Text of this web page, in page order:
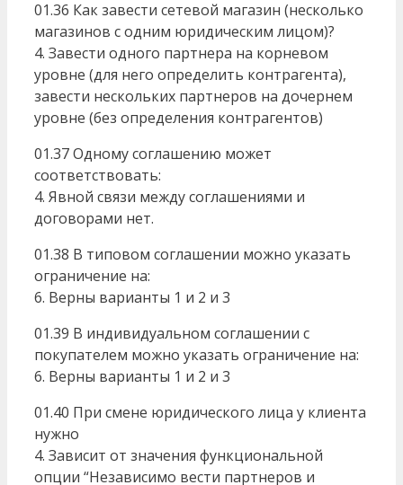
01.36 Как завести сетевой магазин (несколько
магазинов с одним юридическим лицом)?
4. Завести одного партнера на корневом
уровне (для него определить контрагента),
завести нескольких партнеров на дочернем
уровне (без определения контрагентов)
01.37 Одному соглашению может
соответствовать:
4. Явной связи между соглашениями и
договорами нет.
01.38 В типовом соглашении можно указать
ограничение на:
6. Верны варианты 1 и 2 и 3
01.39 В индивидуальном соглашении с
покупателем можно указать ограничение на:
6. Верны варианты 1 и 2 и 3
01.40 При смене юридического лица у клиента
нужно
4. Зависит от значения функциональной
опции “Независимо вести партнеров и